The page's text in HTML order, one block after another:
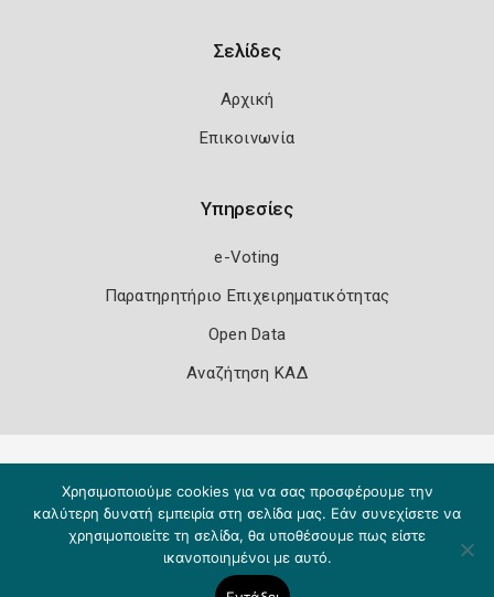
Σελίδες
Αρχική
Επικοινωνία
Υπηρεσίες
e-Voting
Παρατηρητήριο Επιχειρηματικότητας
Open Data
Αναζήτηση ΚΑΔ
Χρησιμοποιούμε cookies για να σας προσφέρουμε την
καλύτερη δυνατή εμπειρία στη σελίδα μας. Εάν συνεχίσετε να
χρησιμοποιείτε τη σελίδα, θα υποθέσουμε πως είστε
ικανοποιημένοι με αυτό.
Copyright 2026 Knowledge A.E.